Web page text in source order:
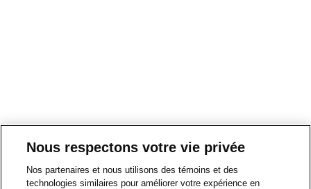
Nous respectons votre vie privée
Nos partenaires et nous utilisons des témoins et des
technologies similaires pour améliorer votre expérience en